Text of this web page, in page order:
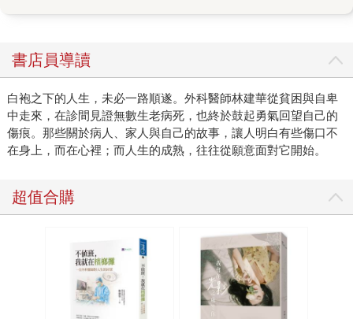
布克獎作家、美學大師──約翰・伯格的作品《幸運之人》
（A Fortunate Man），作者返回當年書中所述之山谷，閱讀
的力量引領她認識了近在咫尺的非凡人物（當年的老醫師的
接班者）：多年來選擇在偏遠林谷中執業的全科醫師（類似
家庭醫師）──她對鄰居／病患瞭若指掌，他們的生命故事正
與自己的人生彼此交織，日子是如山霧起落、流水環伺，進
傷痛，前者挺不住壓力選擇自死，而女醫師則是急診室的逃
兵，面臨現代醫療最難為的階級罷凌（反受臨時病床上的老
奶奶握手鼓勵，二日後她的離世壓垮了自己）、資源分配不
均、消費性醫療（病歷的紊雜且難以追蹤）等等高速壓力，
一如影集《匹茲堡醫魂》裡的Dr. Robbie，第一季與亦師亦友
的同儕之死的自責對抗，第二季則試圖在看過太多生死而無
從釋放的虛空狀態裡解脫，本書恰正能成為下一季主題：關
書店員導讀
白袍之下的人生，未必一路順遂。外科醫師林建華從貧困與自卑
中走來，在診間見證無數生老病死，也終於鼓起勇氣回望自己的
傷痕。那些關於病人、家人與自己的故事，讓人明白有些傷口不
在身上，而在心裡；而人生的成熟，往往從願意面對它開始。
超值合購